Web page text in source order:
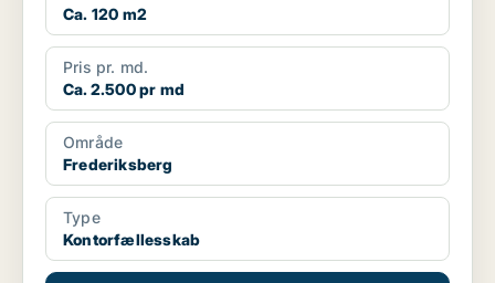
Ca. 120 m2
Pris pr. md.
Ca. 2.500 pr md
Område
Frederiksberg
Type
Kontorfællesskab